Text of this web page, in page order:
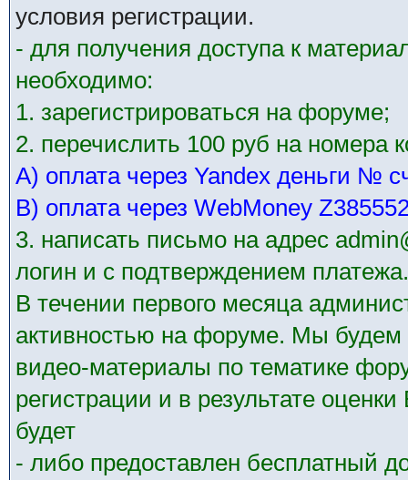
условия регистрации.
- для получения доступа к
необходимо:
1. зарегистрироваться на форуме;
2. перечислить 100 руб на номера
А) оплата через Yandex деньги №
В) оплата через WebMoney
3. написать письмо на адрес
логин и с подтверждением платежа.
В течении первого месяца
активностью на форуме. Мы
видео-материалы по тематике
регистрации и в результате
будет
- либо предоставлен бесплатный